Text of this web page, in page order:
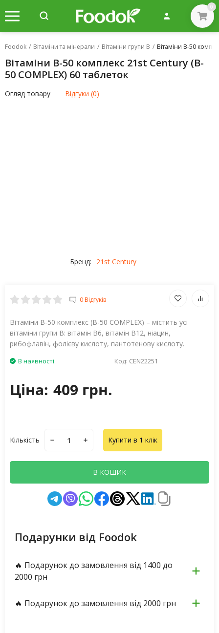
0
Foodok / Вітаміни та мінерали / Вітаміни групи B / Вітаміни B-50
Вітаміни B-50 комплекс 21st Century (B-
50 COMPLEX) 60 таблеток
Огляд товару Відгуки (0)
Бренд: 21st Century
0 Відгуків
Вітаміни B-50 комплекс (B-50 COMPLEX) – містить усі
вітаміни групи В: вітамін В6, вітамін В12, ніацин,
рибофлавін, фолієву кислоту, пантотенову кислоту.
В наявності Код: CEN22251
Ціна: 409 грн.
Кількість Купити в 1 клік
В КОШИК
Подарунки від Foodok
🔥 Подарунок до замовлення від 1400 до
2000 грн
🔥 Подарунок до замовлення від 2000 грн